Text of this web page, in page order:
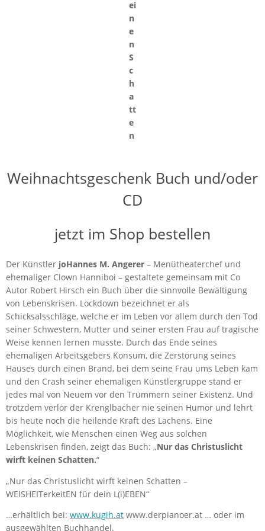
ei
n
e
n
S
c
h
a
tt
e
n
Weihnachtsgeschenk Buch und/oder
CD
jetzt im Shop bestellen
Der Künstler joHannes M. Angerer – Menütheaterchef und
ehemaliger Clown Hanniboi – gestaltete gemeinsam mit Co
Autor Robert Hirsch ein Buch über die sinnvolle Bewältigung
von Lebenskrisen. Lockdown bezeichnet er als
Schicksalsschläge, welche er im Leben vor allem durch den Tod
seiner Schwestern, Mutter und seiner ersten Frau auf tragische
Weise kennen lernen musste. Durch das Ende seines
ehemaligen Arbeitsgebers Konsum, die Zerstörung seines
Hauses durch einen Brand, bei dem seine Frau ums Leben kam
und den Crash seiner ehemaligen Künstlergruppe stand er
jedes mal von Neuem vor den Trümmern seiner Existenz. Und
trotzdem verlor der Krenglbacher nie seinen Humor und lehrt
bis heute noch die heilende Kraft des Lachens. Eine
Möglichkeit, wie Menschen einen Weg aus solchen
Lebenskrisen finden, zeigt das Buch: „Nur das Christuslicht
wirft keinen Schatten.“
„Nur das Christuslicht wirft keinen Schatten –
WEISHEITerkeitEN für dein L(i)EBEN“
…erhältlich bei: www.kugih.at www.derpianoer.at … oder im
ausgewählten Buchhandel.